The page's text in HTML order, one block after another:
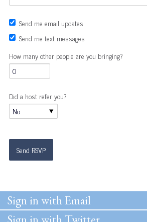
Send me email updates
Send me text messages
How many other people are you bringing?
Did a host refer you?
Sign in with Email